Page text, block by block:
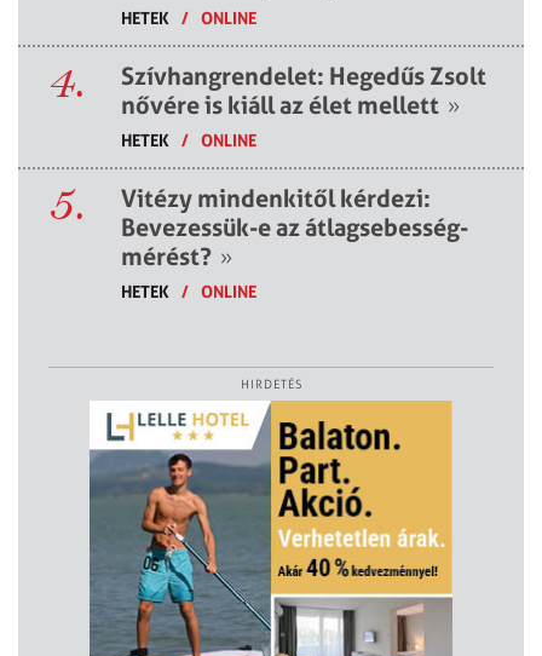
HETEK / ONLINE
4.
Szívhangrendelet: Hegedűs Zsolt
nővére is kiáll az élet mellett »
HETEK / ONLINE
5.
Vitézy mindenkitől kérdezi:
Bevezessük-e az átlagsebesség-
mérést? »
HETEK / ONLINE
HIRDETÉS